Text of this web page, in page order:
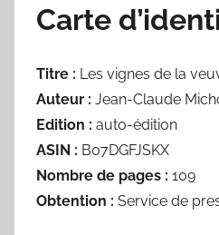
Carte
Titre : Les vignes de la
Auteur : Jean-Claude
Edition : auto-édition
ASIN : B07DGFJSKX
Nombre de pages : 109
Obtention : Service de